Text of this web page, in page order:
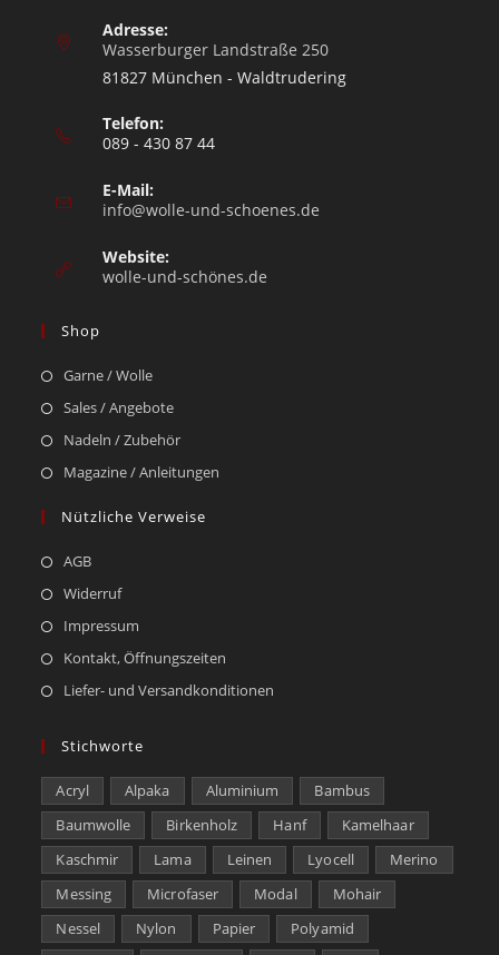
Adresse:
Wasserburger Landstraße 250
81827 München - Waldtrudering
Telefon:
089 - 430 87 44
E-Mail:
info@wolle-und-schoenes.de
Website:
wolle-und-schönes.de
Shop
Garne / Wolle
Sales / Angebote
Nadeln / Zubehör
Magazine / Anleitungen
Nützliche Verweise
AGB
Widerruf
Impressum
Kontakt, Öffnungszeiten
Liefer- und Versandkonditionen
Stichworte
Acryl Alpaka Aluminium
Bambus
Baumwolle
Birkenholz Hanf
Kamelhaar
Kaschmir
Lama Leinen Lyocell
Merino
Messing
Microfaser Modal
Mohair
Nessel
Nylon Papier
Polyamid